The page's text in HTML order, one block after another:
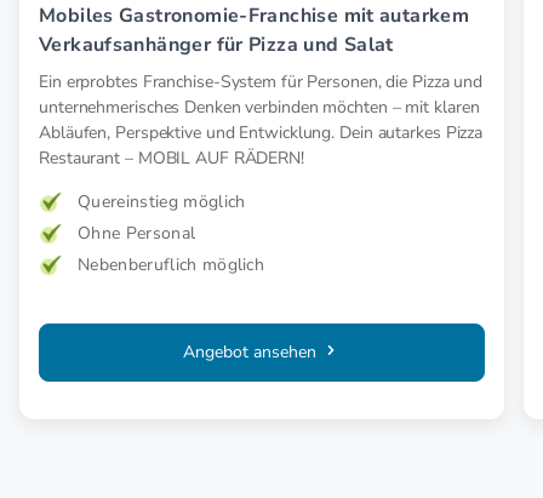
Mobiles Gastronomie-Franchise mit autarkem
Verkaufsanhänger für Pizza und Salat
Ein erprobtes Franchise-System für Personen, die Pizza und
unternehmerisches Denken verbinden möchten – mit klaren
Abläufen, Perspektive und Entwicklung. Dein autarkes Pizza
Restaurant – MOBIL AUF RÄDERN!
Quereinstieg möglich
Ohne Personal
Nebenberuflich möglich
Angebot ansehen